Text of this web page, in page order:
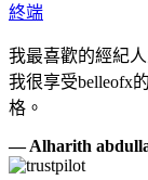
終端
我最喜歡的經紀
我很享受belleofx
格。
— Alharith